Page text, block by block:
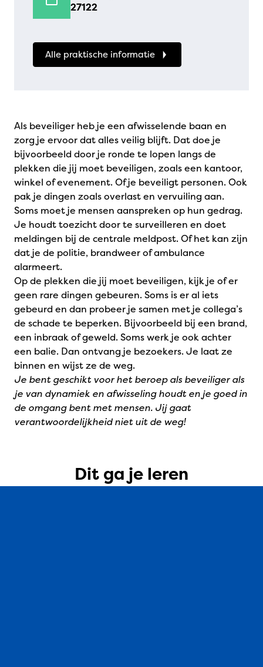
27122
Alle praktische informatie
Als beveiliger heb je een afwisselende baan en
zorg je ervoor dat alles veilig blijft. Dat doe je
bijvoorbeeld door je ronde te lopen langs de
plekken die jij moet beveiligen, zoals een kantoor,
winkel of evenement. Of je beveiligt personen. Ook
pak je dingen zoals overlast en vervuiling aan.
Soms moet je mensen aanspreken op hun gedrag.
Je houdt toezicht door te surveilleren en doet
meldingen bij de centrale meldpost. Of het kan zijn
dat je de politie, brandweer of ambulance
alarmeert.
Op de plekken die jij moet beveiligen, kijk je of er
geen rare dingen gebeuren. Soms is er al iets
gebeurd en dan probeer je samen met je collega’s
de schade te beperken. Bijvoorbeeld bij een brand,
een inbraak of geweld. Soms werk je ook achter
een balie. Dan ontvang je bezoekers. Je laat ze
binnen en wijst ze de weg.
Je bent geschikt voor het beroep als beveiliger als
je van dynamiek en afwisseling houdt en je goed in
de omgang bent met mensen. Jij gaat
verantwoordelijkheid niet uit de weg!
Dit ga je leren